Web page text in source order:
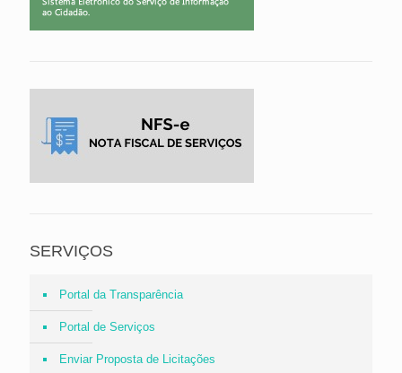
SERVIÇOS
Portal da Transparência
Portal de Serviços
Enviar Proposta de Licitações